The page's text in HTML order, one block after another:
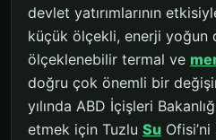
devlet yatırımlarının
küçük ölçekli, enerji yoğun
ölçeklenebilir termal ve
doğru çok önemli bir
yılında ABD İçişleri
etmek için Tuzlu Su